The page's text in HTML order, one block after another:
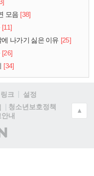
모음 [38]
[11]
나가기 싫은 이유 [25]
[26]
[34]
크
설정
청소년보호정책
내
▲